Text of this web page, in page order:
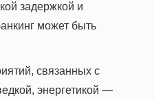
задержкой и
может быть
связанных с
энергетикой —